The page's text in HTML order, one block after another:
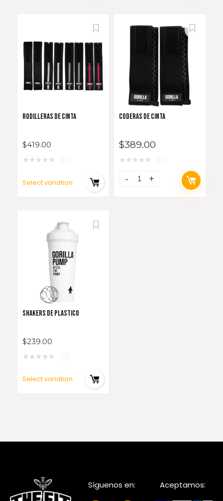
RODILLERAS DE CINTA
$419.00
★★★★★
Select variation
CODERAS DE CINTA
$389.00
★★★★★
SHAKERS DE PLASTICO
$239.00
★★★★★
Select variation
Síguenos en: Aceptamos: